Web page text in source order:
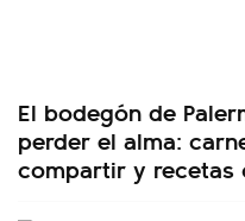
El bodegón de
perder el alma:
compartir y recetas